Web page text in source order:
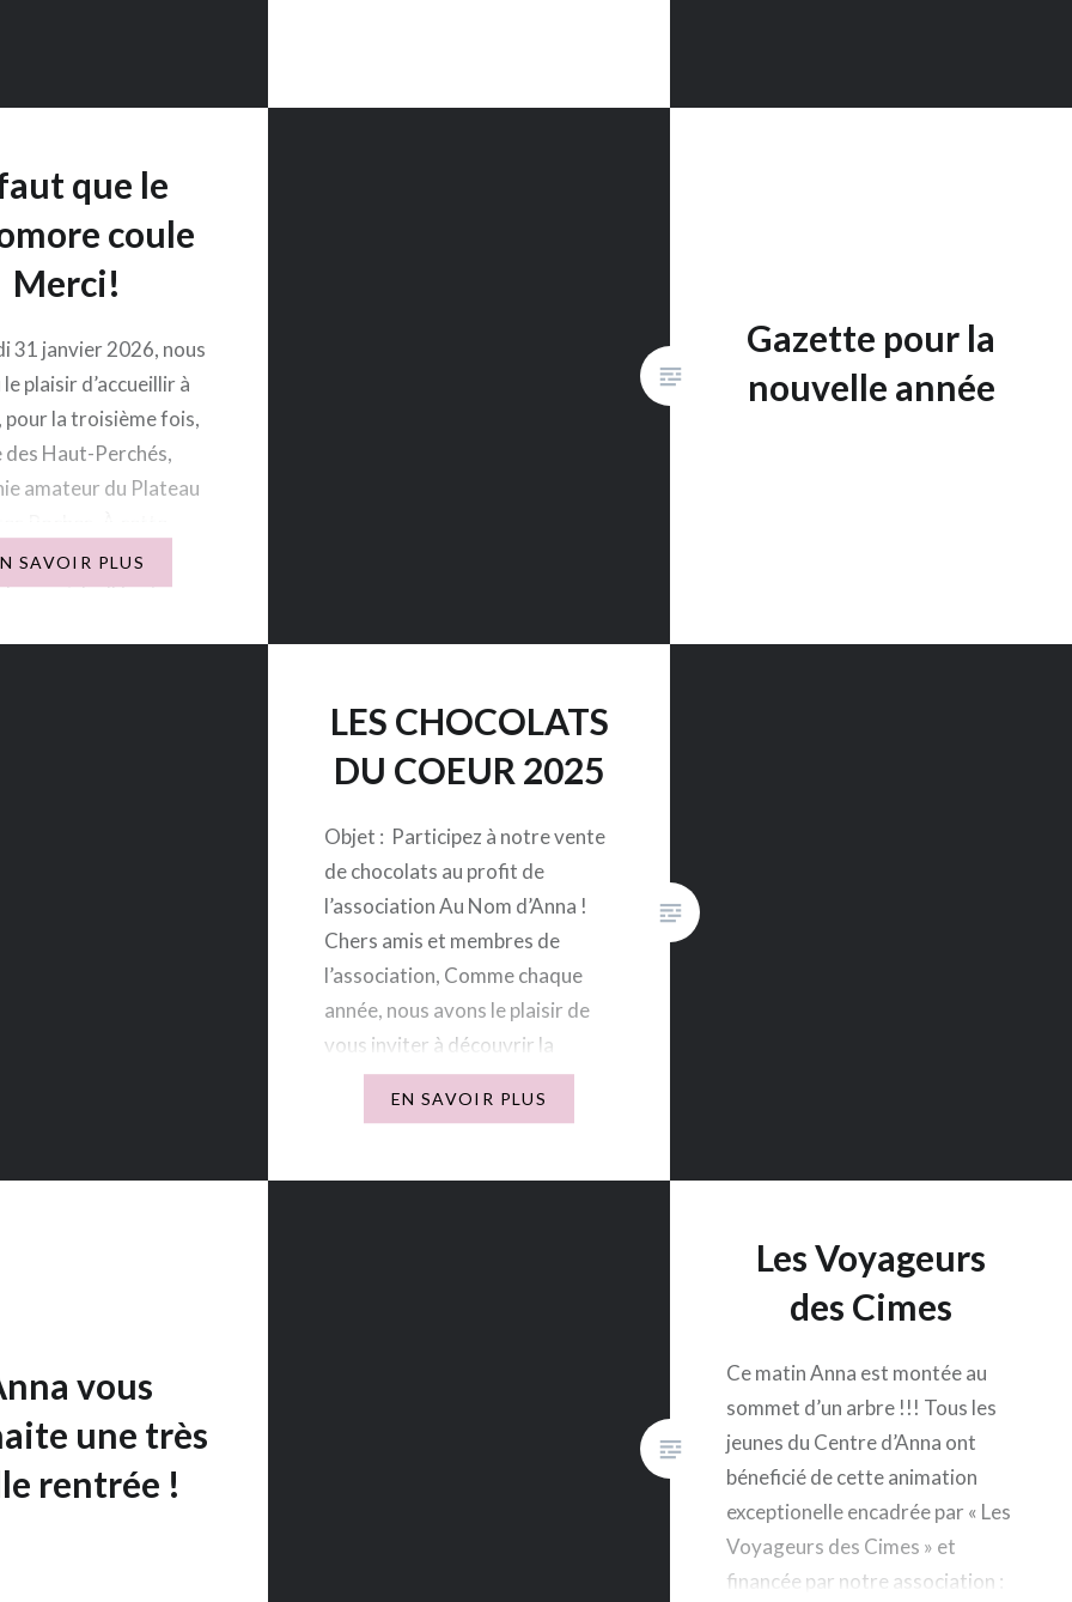
que le
coule
Merci!
31 janvier 2026, nous
plaisir d’accueillir à
pour la troisième fois,
des Haut-Perchés,
amateur du Plateau
les artistes ont
la comédie Il faut que
SAVOIR PLUS
Gazette pour la
nouvelle année
LES CHOCOLATS
DU COEUR 2025
Objet : Participez à notre vente
de chocolats au profit de
l’association Au Nom d’Anna !
Chers amis et membres de
l’association, Comme chaque
année, nous avons le plaisir de
vous inviter à découvrir la
délicieuseboutique solidaire
faire plaisir tout en soutenant
EN SAVOIR PLUS
vous
une très
rentrée !
Les Voyageurs
des Cimes
Ce matin Anna est montée au
sommet d’un arbre !!! Tous les
jeunes du Centre d’Anna ont
béneficié de cette animation
exceptionelle encadrée par « Les
Voyageurs des Cimes » et
financée par notre association :